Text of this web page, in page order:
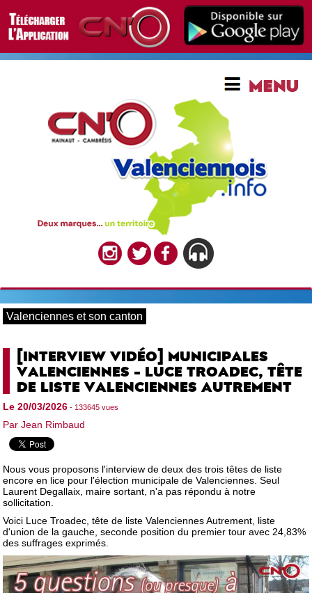
Valenciennes et son canton
[INTERVIEW VIDÉO] MUNICIPALES
VALENCIENNES - LUCE TROADEC, TÊTE
DE LISTE VALENCIENNES AUTREMENT
Le 20/03/2026 - 133645 vues
Par Jean Rimbaud
Nous vous proposons l'interview de deux des trois têtes de liste
encore en lice pour l'élection municipale de Valenciennes. Seul
Laurent Degallaix, maire sortant, n'a pas répondu à notre
sollicitation.
Voici Luce Troadec, tête de liste Valenciennes Autrement, liste
d'union de la gauche, seconde position du premier tour avec 24,83%
des suffrages exprimés.